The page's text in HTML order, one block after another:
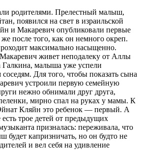
родителями. Прелестный малыш,
появился на свет в израильской
и Макаревич опубликовали первые
после того, как он немного окреп.
максимально насыщенно.
живет неподалеку от Аллы
малыша уже успели
соседям. Для того, чтобы показать сына
устроили первую семейную
нежно обнимали друг друга,
мирно спал на руках у мамы. К
Кляйн это ребенок — первый. А
трое детей от предыдущих
призналась: переживала, что
будет капризничать, но он будто не
и вел себя на удивление